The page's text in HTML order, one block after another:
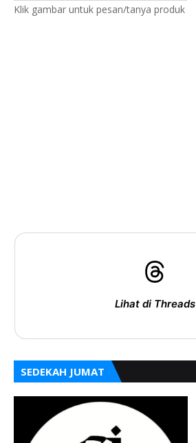
Klik gambar untuk pesan/tanya produk
Lihat di Threads
SEDEKAH JUMAT